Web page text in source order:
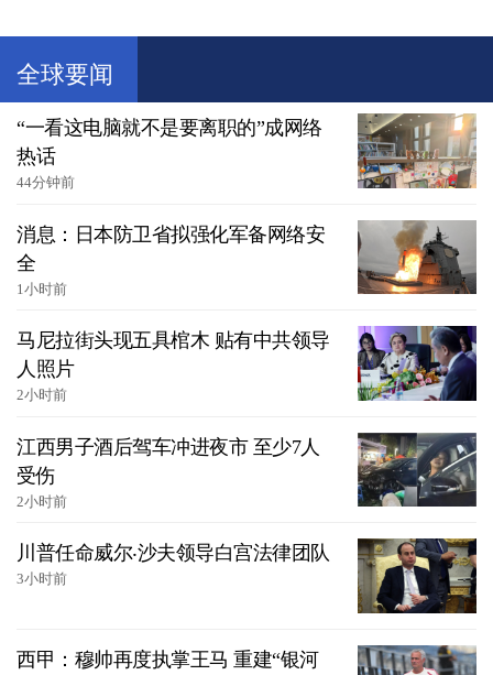
全球要闻
“一看这电脑就不是要离职的”成网络
热话
44分钟前
消息：日本防卫省拟强化军备网络安
全
1小时前
马尼拉街头现五具棺木 贴有中共领导
人照片
2小时前
江西男子酒后驾车冲进夜市 至少7人
受伤
2小时前
川普任命威尔‧沙夫领导白宫法律团队
3小时前
西甲：穆帅再度执掌王马 重建“银河